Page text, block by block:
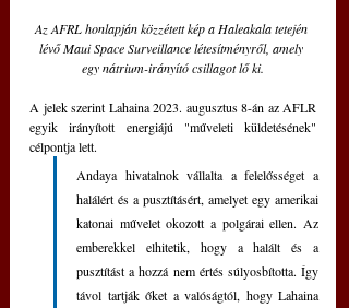
Az AFRL honlapján közzétett kép a Haleakala tetején
lévő Maui Space Surveillance létesítményről, amely
egy nátrium-irányító csillagot lő ki.
A jelek szerint Lahaina 2023. augusztus 8-án az AFLR
egyik irányított energiájú "műveleti küldetésének"
célpontja lett.
Andaya hivatalnok vállalta a felelősséget a
halálért és a pusztításért, amelyet egy amerikai
katonai művelet okozott a polgárai ellen. Az
emberekkel elhitetik, hogy a halált és a
pusztítást a hozzá nem értés súlyosbította. Így
távol tartják őket a valóságtól, hogy Lahaina